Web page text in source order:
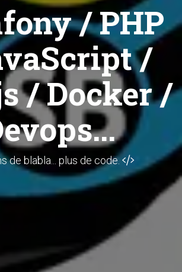
/ PHP
/
/ Docker /
de blabla... plus de code.